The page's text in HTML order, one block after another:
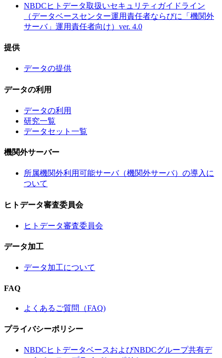
NBDCヒトデータ取扱いセキュリティガイドライン
（データベースセンター運用責任者ならびに「機関外
サーバ」運用責任者向け）ver. 4.0
提供
データの提供
データの利用
データの利用
研究一覧
データセット一覧
機関外サーバー
所属機関外利用可能サーバ（機関外サーバ）の導入に
ついて
ヒトデータ審査委員会
ヒトデータ審査委員会
データ加工
データ加工について
FAQ
よくあるご質問（FAQ)
プライバシーポリシー
NBDCヒトデータベースおよびNBDCグループ共有デ